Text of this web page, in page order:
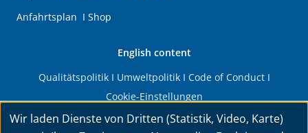
Anfahrtsplan I Shop
English content
QualitätspolitikI UmweltpolitikI Code of ConductI
Cookie-Einstellungen
© 2026 HENSEL Fahrzeugbau GmbH & Co. KG. Alle Rechte
Wir laden Dienste von Dritten (Statistik, Video, Karte)